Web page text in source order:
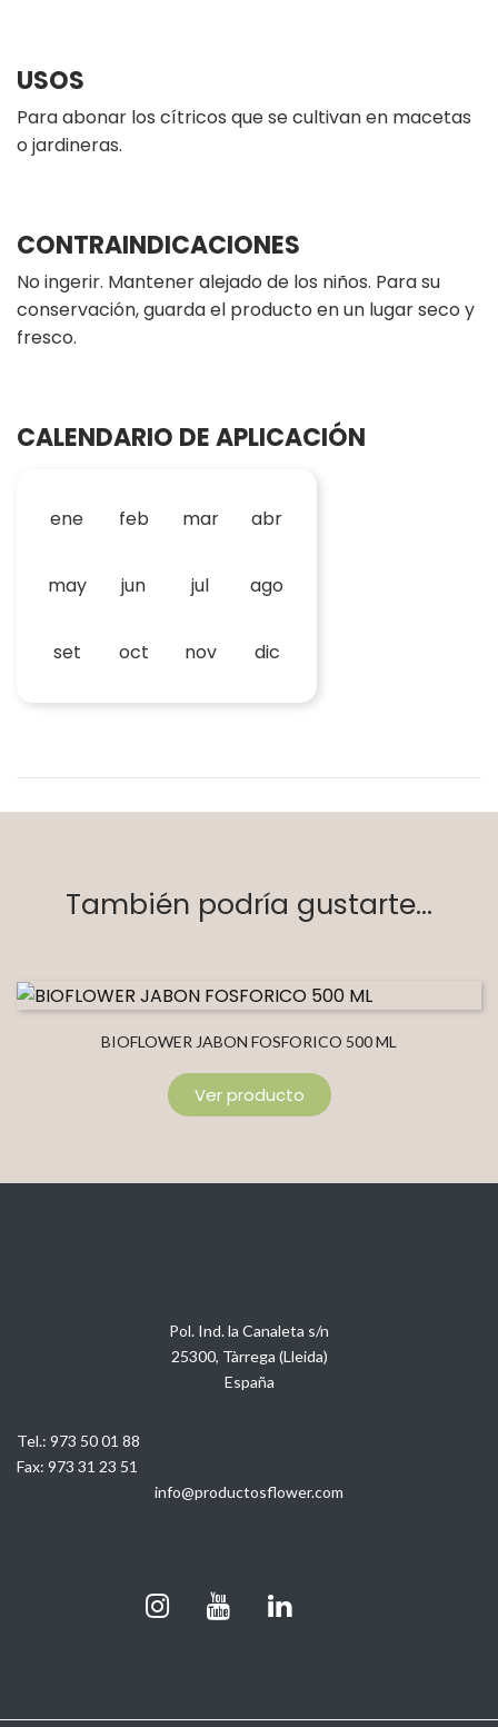
USOS
Para abonar los cítricos que se cultivan en macetas
o jardineras.
CONTRAINDICACIONES
No ingerir. Mantener alejado de los niños. Para su
conservación, guarda el producto en un lugar seco y
fresco.
CALENDARIO DE APLICACIÓN
ene feb mar abr
may jun jul ago
set oct nov dic
También podría gustarte...
BIOFLOWER JABON FOSFORICO 500 ML
Ver producto
Pol. Ind. la Canaleta s/n
25300, Tàrrega (Lleida)
España
Tel.: 973 50 01 88
Fax: 973 31 23 51
info@productosflower.com